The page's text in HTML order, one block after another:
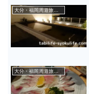
大分・福岡周遊旅（2021年11月）
大分・福岡周遊旅（2021年11月）